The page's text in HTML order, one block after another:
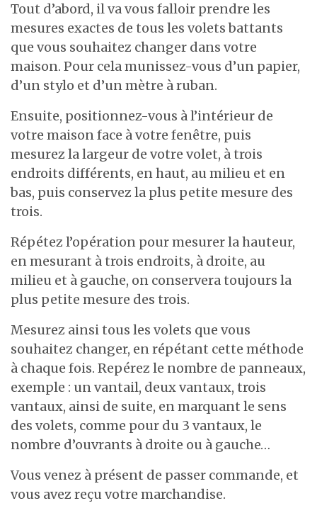
Tout d’abord, il va vous falloir prendre les
mesures exactes de tous les volets battants
que vous souhaitez changer dans votre
maison. Pour cela munissez-vous d’un papier,
d’un stylo et d’un mètre à ruban.
Ensuite, positionnez-vous à l’intérieur de
votre maison face à votre fenêtre, puis
mesurez la largeur de votre volet, à trois
endroits différents, en haut, au milieu et en
bas, puis conservez la plus petite mesure des
trois.
Répétez l’opération pour mesurer la hauteur,
en mesurant à trois endroits, à droite, au
milieu et à gauche, on conservera toujours la
plus petite mesure des trois.
Mesurez ainsi tous les volets que vous
souhaitez changer, en répétant cette méthode
à chaque fois. Repérez le nombre de panneaux,
exemple : un vantail, deux vantaux, trois
vantaux, ainsi de suite, en marquant le sens
des volets, comme pour du 3 vantaux, le
nombre d’ouvrants à droite ou à gauche…
Vous venez à présent de passer commande, et
vous avez reçu votre marchandise.